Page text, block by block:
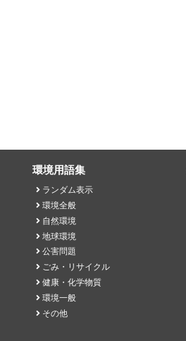
環境用語集
ランダム表示
環境全般
自然環境
地球環境
公害問題
ごみ・リサイクル
健康・化学物質
環境一般
その他